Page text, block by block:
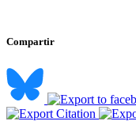
Compartir